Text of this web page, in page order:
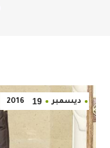
ديسمبر 19
2016